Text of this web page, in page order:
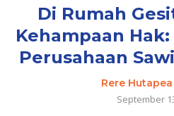
Di Rumah
Kehampaan
Perusahaan
Rere Hutapea
September